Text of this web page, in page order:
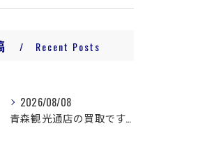
Recent Posts
2026/08/08
青森観光通店の買取です。